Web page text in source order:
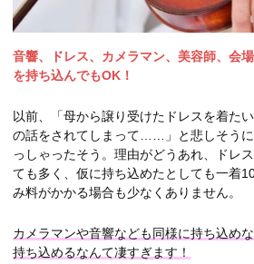
音響、ドレス、カメラマン、美容師、会
を持ち込んでもOK！
以前、「母から譲り受けたドレスを着た
の話をされてしまって……」と悲しそう
っしゃったそう。理由がどうあれ、ドレ
ても多く、仮に持ち込めたとしても一着
み料がかかる場合も少なくありません。
カメラマンや音響なども同様に持ち込めな
持ち込めるなんて凄すぎます！